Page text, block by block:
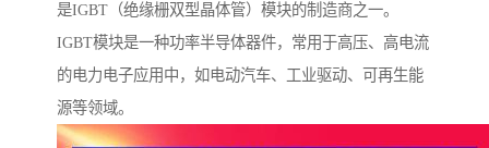
是IGBT（绝缘栅双型晶体管）模块的制造商之一。
IGBT模块是一种功率半导体器件，常用于高压、高电流
的电力电子应用中，如电动汽车、工业驱动、可再生能
源等领域。